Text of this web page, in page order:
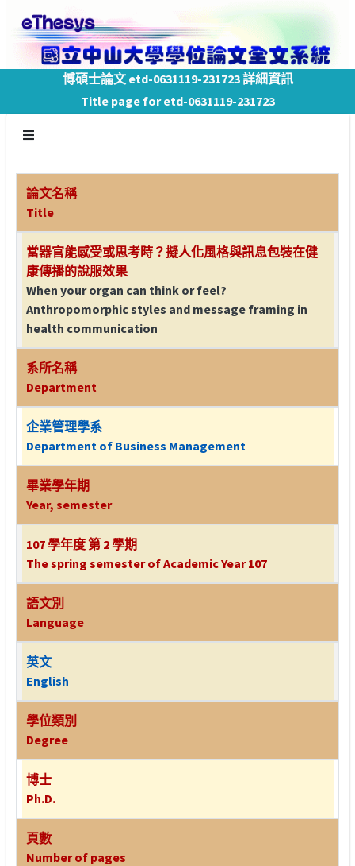
博碩士論文 etd-0631119-231723 詳細資訊
Title page for etd-0631119-231723
論文名稱
Title
當器官能感受或思考時？擬人化風格與訊息包裝在健
康傳播的說服效果
When your organ can think or feel?
Anthropomorphic styles and message framing in
health communication
系所名稱
Department
企業管理學系
Department of Business Management
畢業學年期
Year, semester
107 學年度 第 2 學期
The spring semester of Academic Year 107
語文別
Language
英文
English
學位類別
Degree
博士
Ph.D.
頁數
Number of pages